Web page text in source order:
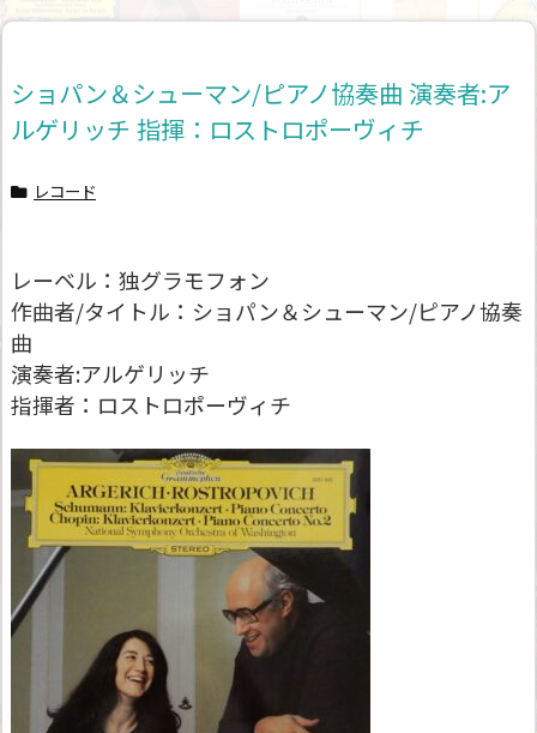
ショパン＆シューマン/ピアノ協奏曲 演奏者:ア
ルゲリッチ 指揮：ロストロポーヴィチ
レコード
レーベル：独グラモフォン
作曲者/タイトル：ショパン＆シューマン/ピアノ協奏
曲
演奏者:アルゲリッチ
指揮者：ロストロポーヴィチ